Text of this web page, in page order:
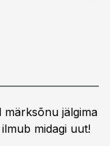
märksõnu jälgima
midagi uut!